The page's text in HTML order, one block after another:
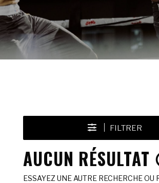
FILTRER
AUCUN
ESSAYEZ UNE AUTRE RECHERCHE OU